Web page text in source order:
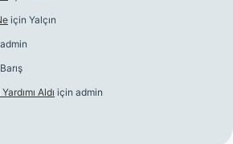
için Yalçın
admin
Barış
Aldı için admin